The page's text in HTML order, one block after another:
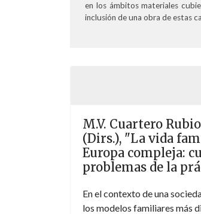
en los ámbitos materiales
inclusión de una obra de estas
M.V. Cuartero
(Dirs.), "La vida
Europa compleja:
problemas de la
En el contexto de una
los modelos familiares más